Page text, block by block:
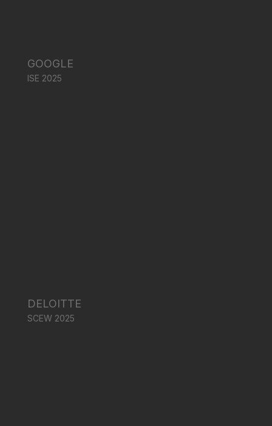
GOOGLE
ISE 2025
DELOITTE
SCEW 2025